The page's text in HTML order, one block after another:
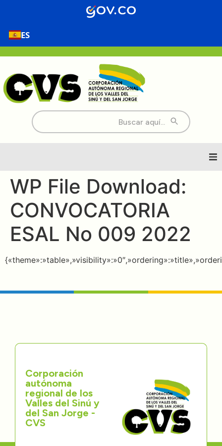
ES
Buscar:
Inicio
Nosotros
Directorios
Transparencia
WP File Download:
CONVOCATORIA
ESAL No 009 2022
Corporación
autónoma
regional de los
Valles del Sinú y
del San Jorge -
CVS